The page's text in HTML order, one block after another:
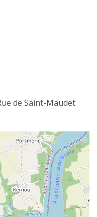
de Saint-Maudet